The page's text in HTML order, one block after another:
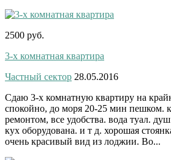
2500 руб.
3-х комнатная квартира
Частный сектор 28.05.2016
Сдаю 3-х комнатную квартиру на
спокойно, до моря 20-25 мин пешком.
ремонтом, все удобства. вода туал.
кух оборудована. и т д. хорошая
очень красивый вид из лоджии. Во...